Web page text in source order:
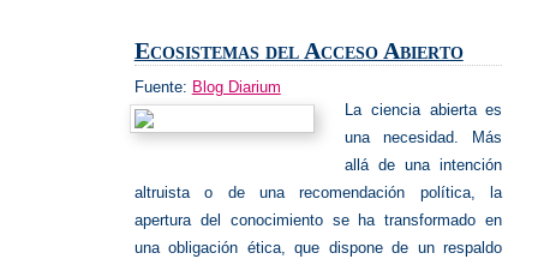
Ecosistemas del Acceso Abierto
Fuente: Blog Diarium
La ciencia abierta es
una necesidad. Más
allá de una intención
altruista o de una recomendación política, la
apertura del conocimiento se ha transformado en
una obligación ética, que dispone de un respaldo